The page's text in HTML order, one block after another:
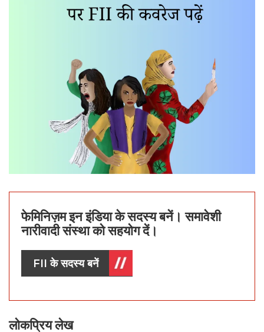
फेमिनिज़म इन इंडिया के सदस्य बनें। समावेशी
नारीवादी संस्था को सहयोग दें।
FII के सदस्य बनें
लोकप्रिय लेख